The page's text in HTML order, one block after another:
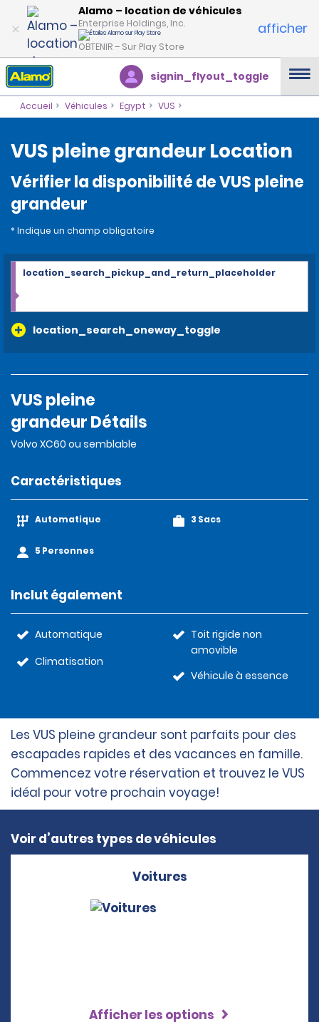
Alamo – location de véhicules
Enterprise Holdings, Inc.
OBTENIR – Sur Play Store
afficher
signin_flyout_toggle
Accueil Véhicules Egypt VUS
VUS pleine grandeur Location
Vérifier la disponibilité de VUS pleine
grandeur
* Indique un champ obligatoire
location_search_oneway_toggle
location_search_pickup_and_return_placeholder
VUS pleine
grandeur Détails
Volvo XC60 ou semblable
Caractéristiques
Automatique
5 Personnes
3 Sacs
Inclut également
Automatique
Climatisation
Toit rigide non
amovible
Véhicule à essence
Les VUS pleine grandeur sont parfaits pour des
escapades rapides et des vacances en famille.
Commencez votre réservation et trouvez le VUS
idéal pour votre prochain voyage!
Voir d’autres types de véhicules
Voitures
Afficher les options